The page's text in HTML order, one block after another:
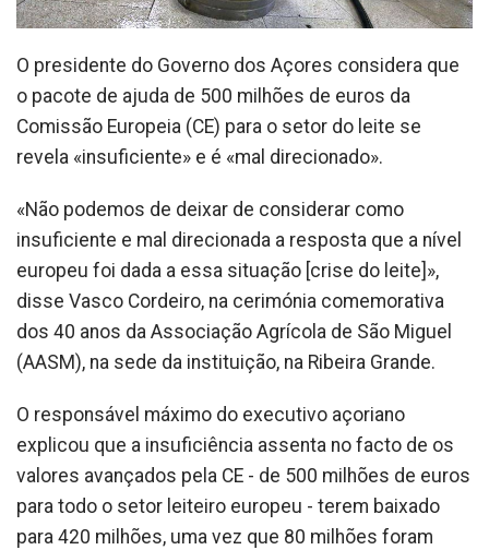
O presidente do Governo dos Açores considera que
o pacote de ajuda de 500 milhões de euros da
Comissão Europeia (CE) para o setor do leite se
revela «insuficiente» e é «mal direcionado».
«Não podemos de deixar de considerar como
insuficiente e mal direcionada a resposta que a nível
europeu foi dada a essa situação [crise do leite]»,
disse Vasco Cordeiro, na cerimónia comemorativa
dos 40 anos da Associação Agrícola de São Miguel
(AASM), na sede da instituição, na Ribeira Grande.
O responsável máximo do executivo açoriano
explicou que a insuficiência assenta no facto de os
valores avançados pela CE - de 500 milhões de euros
para todo o setor leiteiro europeu - terem baixado
para 420 milhões, uma vez que 80 milhões foram